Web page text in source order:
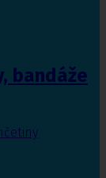
bandáže